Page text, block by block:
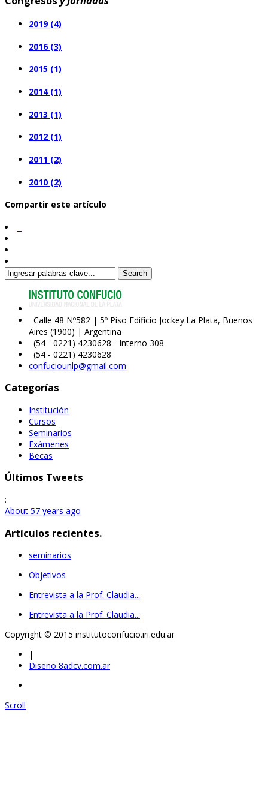
2019 (4)
2016 (3)
2015 (1)
2014 (1)
2013 (1)
2012 (1)
2011 (2)
2010 (2)
Compartir este artículo
Search
Calle 48 Nº582 | 5º Piso Edificio Jockey.La Plata, Buenos
Aires (1900) | Argentina
(54 - 0221) 4230628 - Interno 308
(54 - 0221) 4230628
confuciounlp@gmail.com
Categorías
Institución
Cursos
Seminarios
Exámenes
Becas
Últimos Tweets
:
About 57 years ago
Artículos recientes.
seminarios
Objetivos
Entrevista a la Prof. Claudia...
Entrevista a la Prof. Claudia...
Copyright © 2015 institutoconfucio.iri.edu.ar
|
Diseño 8adcv.com.ar
Scroll